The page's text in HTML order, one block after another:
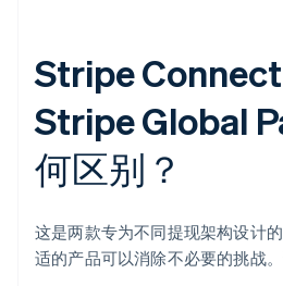
Stripe
Stripe Global
何区别？
这是两款专为不同提现架构设计
适的产品可以消除不必要的挑战